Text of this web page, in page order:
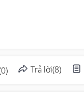
0) Trả lời(8)